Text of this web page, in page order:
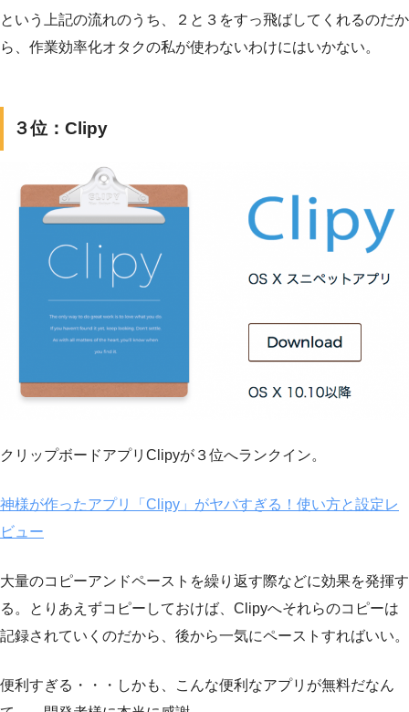
という上記の流れのうち、２と３をすっ飛ばしてくれるのだか
ら、作業効率化オタクの私が使わないわけにはいかない。
３位：Clipy
クリップボードアプリClipyが３位へランクイン。
神様が作ったアプリ「Clipy」がヤバすぎる！使い方と設定レ
ビュー
大量のコピーアンドペーストを繰り返す際などに効果を発揮す
る。とりあえずコピーしておけば、Clipyへそれらのコピーは
記録されていくのだから、後から一気にペーストすればいい。
便利すぎる・・・しかも、こんな便利なアプリが無料だなん